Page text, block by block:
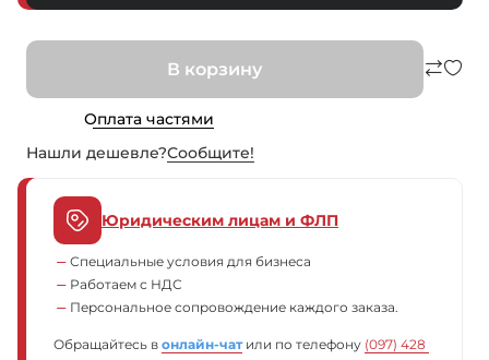
В корзину
Оплата частями
Нашли дешевле?Сообщите!
Юридическим лицам и ФЛП
Специальные условия для бизнеса
Работаем с НДС
Персональное сопровождение каждого заказа.
Обращайтесь в онлайн-чатили по телефону (097) 428